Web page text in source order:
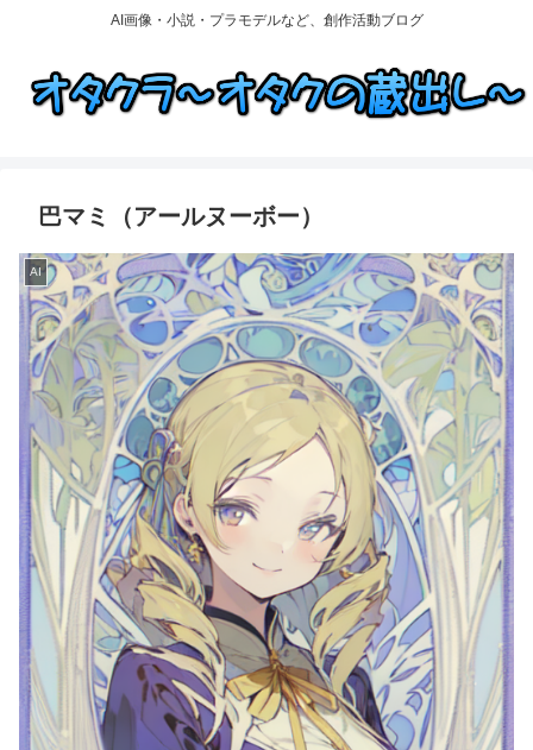
AI画像・小説・プラモデルなど、創作活動ブログ
巴マミ（アールヌーボー）
AI